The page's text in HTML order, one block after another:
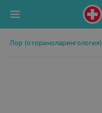
Лор (оториноларингология)